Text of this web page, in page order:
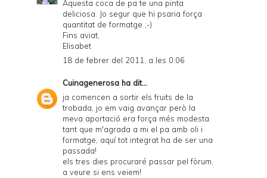
Aquesta coca de pa te una pinta
deliciosa. Jo segur que hi psaria força
quantitat de formatge ;-)
Fins aviat,
Elisabet
18 de febrer del 2011, a les 0:06
Cuinagenerosa ha dit...
ja comencen a sortir els fruits de la
trobada, jo em vaig avançar però la
meva aportació era força més modesta.
tant que m'agrada a mi el pa amb oli i
formatge, aquí tot integrat ha de ser una
passada!
els tres dies procuraré passar pel fòrum,
a veure si ens veiem!